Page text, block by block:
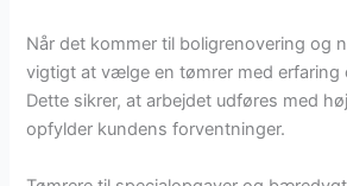
Når det kommer til boligrenovering og
vigtigt at vælge en tømrer med erfaring
Dette sikrer, at arbejdet udføres med
opfylder kundens forventninger.